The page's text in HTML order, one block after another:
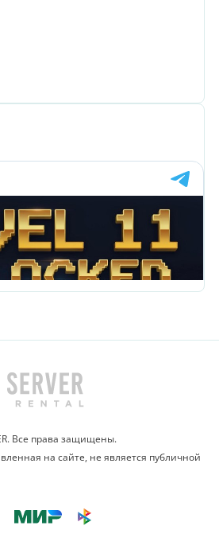
Все права защищены.
на сайте, не является публичной